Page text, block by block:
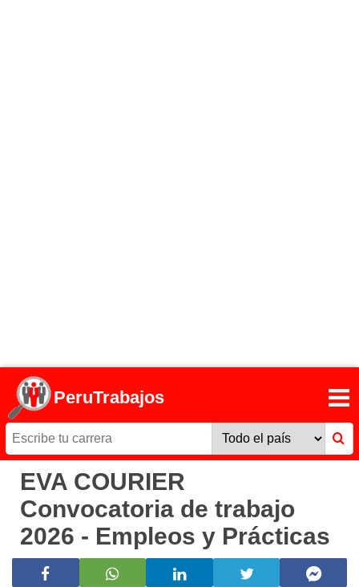
PeruTrabajos
EVA COURIER
Convocatoria de trabajo
2026 - Empleos y Prácticas